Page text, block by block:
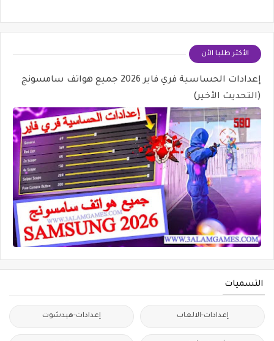
الأكثر طلبا الأن
إعدادات الحساسية فري فاير 2026 جميع هواتف سامسونج
(التحديث الأخير)
التسميات
إعدادات-الالعاب إعدادات-هيدشوت